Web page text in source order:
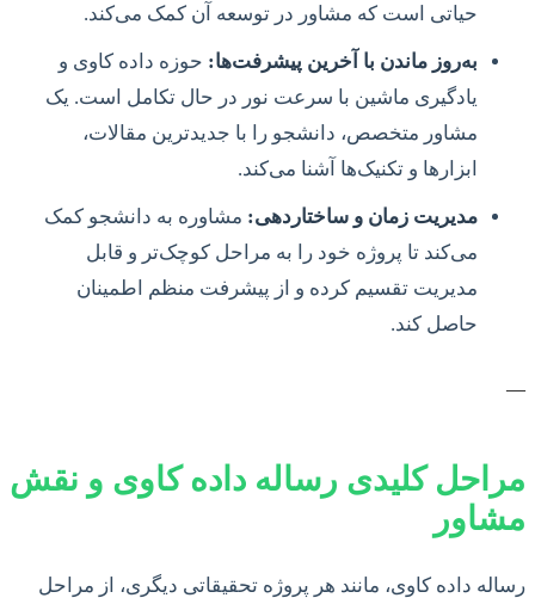
حیاتی است که مشاور در توسعه آن کمک می‌کند.
به‌روز ماندن با آخرین پیشرفت‌ها: حوزه داده کاوی و
یادگیری ماشین با سرعت نور در حال تکامل است. یک
مشاور متخصص، دانشجو را با جدیدترین مقالات،
ابزارها و تکنیک‌ها آشنا می‌کند.
مدیریت زمان و ساختاردهی: مشاوره به دانشجو کمک
می‌کند تا پروژه خود را به مراحل کوچک‌تر و قابل
مدیریت تقسیم کرده و از پیشرفت منظم اطمینان
حاصل کند.
—
مراحل کلیدی رساله داده کاوی و نقش
مشاور
رساله داده کاوی، مانند هر پروژه تحقیقاتی دیگری، از مراحل